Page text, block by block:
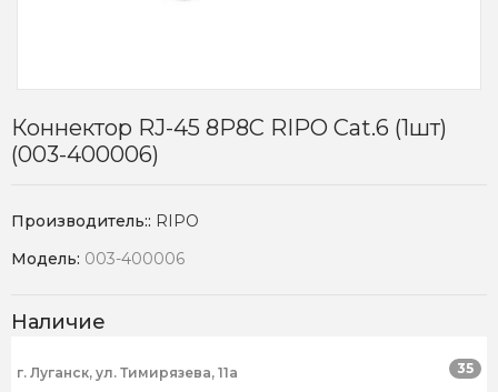
Коннектор RJ-45 8P8C RIPO Cat.6 (1шт)
(003-400006)
Производитель:: RIPO
Модель: 003-400006
Наличие
г. Луганск, ул. Тимирязева, 11а 35